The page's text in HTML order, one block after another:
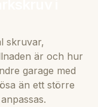
skruvar,
är och hur
garage med
än ett större